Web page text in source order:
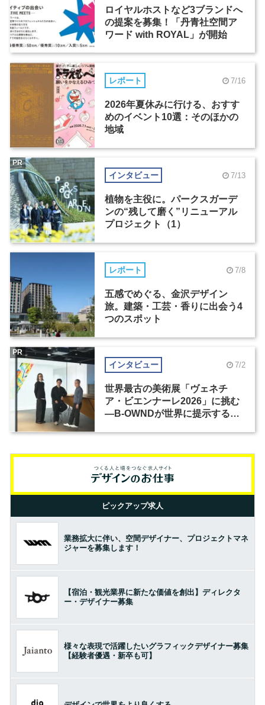
ロイヤルホストなど3ブランドへ
の提案を募集！「丹青社空間ア
ワード with ROYAL」が開始
レポート 7/16
2026年夏休みに行ける、おすす
めのイベント10選：そのほかの
地域
インタビュー 7/13
植物を主役に。パークスガーデ
ンの“残して磨く”リニューアル
プロジェクト（1）
PR
レポート 7/8
五感でめぐる、金沢デザイン
旅。建築・工芸・香りに出会う4
つのスポット
インタビュー 7/2
世界最古の美術展「ヴェネチ
ア・ビエンナーレ2026」に挑む
―B-OWNDが世界に提示する美
PR
ピックアップ求人
業務拡大に伴い、空間デザイナー、プロジェクトマネ
ジャーを募集します！
【宿泊・観光業界に新たな価値を創出】ディレクタ
ー・デザイナー募集
様々な表現で活躍したいグラフィックデザイナー募集
【経験者優遇・新卒も可】